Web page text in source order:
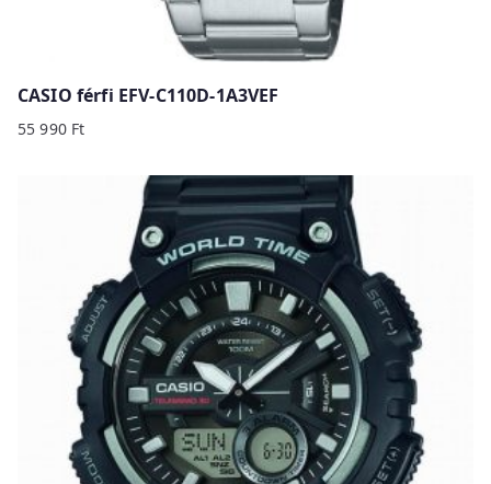
CASIO férfi EFV-C110D-1A3VEF
55 990 Ft